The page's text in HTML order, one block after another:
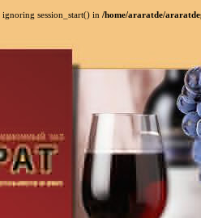
ignoring session_start() in /home/araratde/